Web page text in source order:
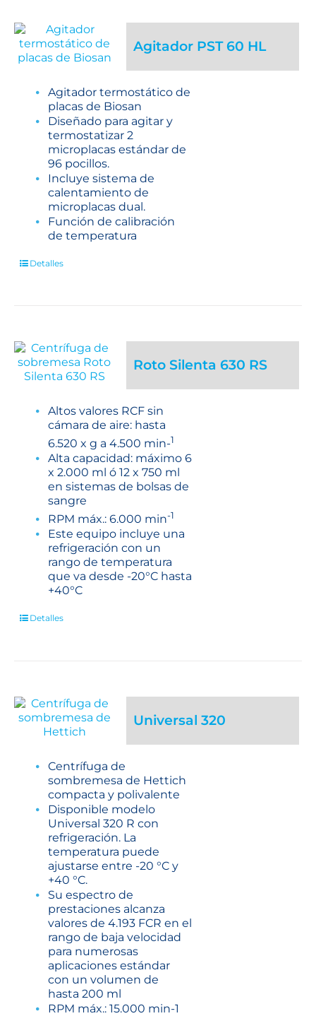
Agitador PST 60 HL
Agitador termostático de
placas de Biosan
Diseñado para agitar y
termostatizar 2
microplacas estándar de
96 pocillos.
Incluye sistema de
calentamiento de
microplacas dual.
Función de calibración
de temperatura
Detalles
Roto Silenta 630 RS
Altos valores RCF sin
cámara de aire: hasta
6.520 x g a 4.500 min-1
Alta capacidad: máximo 6
x 2.000 ml ó 12 x 750 ml
en sistemas de bolsas de
sangre
RPM máx.: 6.000 min-1
Este equipo incluye una
refrigeración con un
rango de temperatura
que va desde -20°C hasta
+40°C
Detalles
Universal 320
Centrífuga de
sombremesa de Hettich
compacta y polivalente
Disponible modelo
Universal 320 R con
refrigeración. La
temperatura puede
ajustarse entre -20 °C y
+40 °C.
Su espectro de
prestaciones alcanza
valores de 4.193 FCR en el
rango de baja velocidad
para numerosas
aplicaciones estándar
con un volumen de
hasta 200 ml
RPM máx.: 15.000 min-1